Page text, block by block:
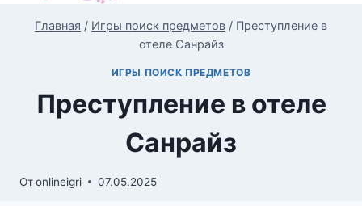
Главная / Игры поиск предметов / Преступление в
отеле Санрайз
ИГРЫ ПОИСК ПРЕДМЕТОВ
Преступление в отеле
Санрайз
Отonlineigri 07.05.2025